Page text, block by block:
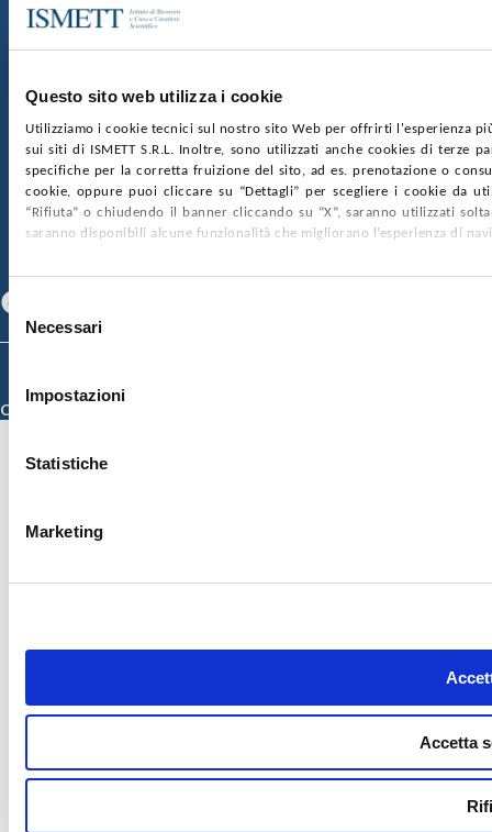
Questo sito web utilizza i cookie
Utilizziamo i cookie tecnici sul nostro sito Web per offrirti l'esperienza
sui siti di ISMETT S.R.L. Inoltre, sono utilizzati anche cookies di terze
specifiche per la corretta fruizione del sito, ad es. prenotazione o
cookie, oppure puoi cliccare su “Dettagli” per scegliere i cookie da
“Rifiuta” o chiudendo il banner cliccando su “X”, saranno utilizzati
saranno disponibili alcune funzionalità che migliorano l’esperienza di
Selezione
delNecessari
Impostazioni
Statistiche
Marketing
Accetta
Via Discesa dei Giudici 4 90133 Palermo
nr. REA PA-201818 P.I. 04544550827
SOCIETÀ TRASPARENTE WHISTLEBLOWING
GARE E CONTRATTIPRIVACYCOOKIE POLICY
SOSTIENICIMAPPA DEL SITOACCESSIBILITÀ
CONTATTI
Specializzazione)
Credits